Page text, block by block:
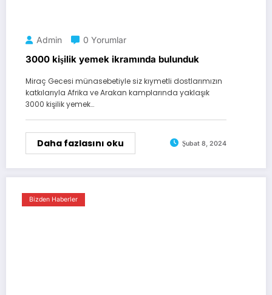
Admin 0 Yorumlar
3000 kişilik yemek ikramında bulunduk
Miraç Gecesi münasebetiyle siz kıymetli dostlarımızın
katkılarıyla Afrika ve Arakan kamplarında yaklaşık
3000 kişilik yemek…
Daha fazlasını oku Şubat 8, 2024
Bizden Haberler